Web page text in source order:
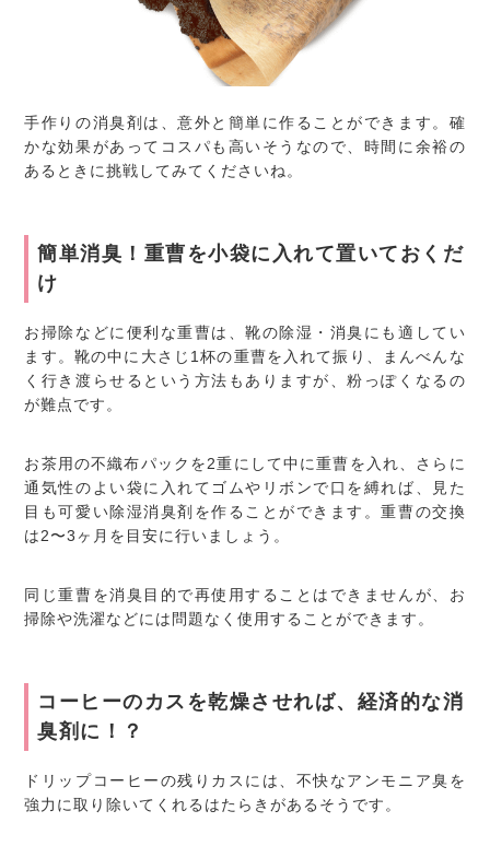
手作りの消臭剤は、意外と簡単に作ることができます。確
かな効果があってコスパも高いそうなので、時間に余裕の
あるときに挑戦してみてくださいね。
簡単消臭！重曹を小袋に入れて置いておくだ
け
お掃除などに便利な重曹は、靴の除湿・消臭にも適してい
ます。靴の中に大さじ1杯の重曹を入れて振り、まんべんな
く行き渡らせるという方法もありますが、粉っぽくなるの
が難点です。
お茶用の不織布パックを2重にして中に重曹を入れ、さらに
通気性のよい袋に入れてゴムやリボンで口を縛れば、見た
目も可愛い除湿消臭剤を作ることができます。重曹の交換
は2〜3ヶ月を目安に行いましょう。
同じ重曹を消臭目的で再使用することはできませんが、お
掃除や洗濯などには問題なく使用することができます。
コーヒーのカスを乾燥させれば、経済的な消
臭剤に！？
ドリップコーヒーの残りカスには、不快なアンモニア臭を
強力に取り除いてくれるはたらきがあるそうです。